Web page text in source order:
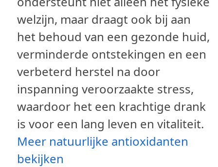
welzijn, maar draagt ook bij aan
het behoud van een gezonde huid,
verminderde ontstekingen en een
verbeterd herstel na door
inspanning veroorzaakte stress,
waardoor het een krachtige drank
is voor een lang leven en vitaliteit.
Meer natuurlijke antioxidanten
bekijken